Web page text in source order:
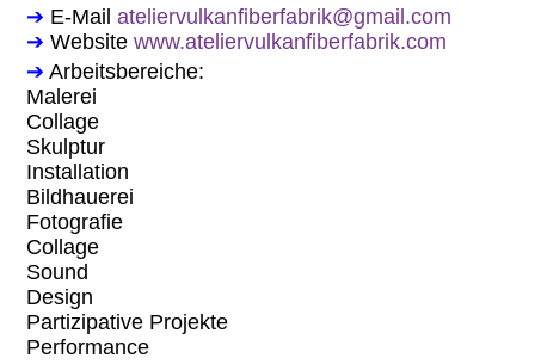
➔ E-Mailateliervulkanfiberfabrik@gmail.com
➔ Websitewww.ateliervulkanfiberfabrik.com
➔ Arbeitsbereiche:
Malerei
Collage
Skulptur
Installation
Bildhauerei
Fotografie
Collage
Sound
Design
Partizipative Projekte
Performance